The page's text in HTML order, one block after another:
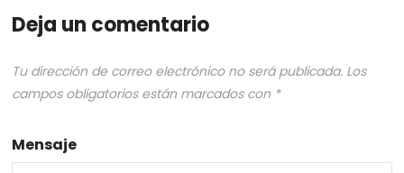
Deja un comentario
Tu dirección de correo electrónico no será publicada. Los
campos obligatorios están marcados con *
Mensaje